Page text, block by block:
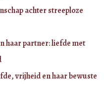
achter streeploze
haar partner: liefde met
vrijheid en haar bewuste